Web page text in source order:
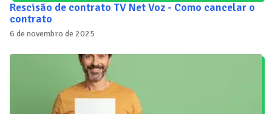
Rescisão de contrato TV Net Voz - Como cancelar o
contrato
6 de novembro de 2025